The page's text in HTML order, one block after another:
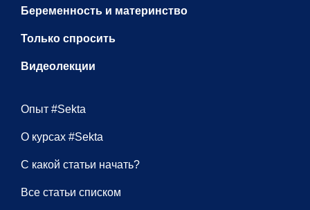
Беременность и материнство
Только спросить
Видеолекции
Опыт #Sekta
О курсах #Sekta
С какой статьи начать?
Все статьи списком